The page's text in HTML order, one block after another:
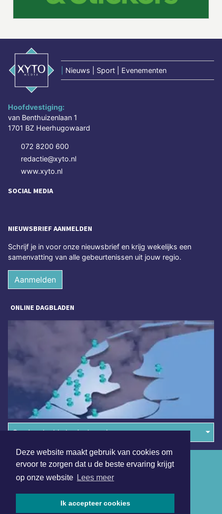
Deze website maakt gebruik van cookies om
ervoor te zorgen dat u de beste ervaring krijgt
op onze website Lees meer
Ik accepteer cookies
Nieuws | Sport | Evenementen
Hoofdvestiging:
van Benthuizenlaan 1
1701 BZ Heerhugowaard
072 8200 600
redactie@xyto.nl
www.xyto.nl
SOCIAL MEDIA
NIEUWSBRIEF AANMELDEN
Schrijf je in voor onze nieuwsbrief en krijg wekelijks een
samenvatting van alle gebeurtenissen uit jouw regio.
Aanmelden
ONLINE DAGBLADEN
Overige dagbladen in de regio
Algemene voorwaarden
Disclaimer